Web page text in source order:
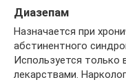
Диазепам
Назначается при
абстинентного
Используется только
лекарствами.